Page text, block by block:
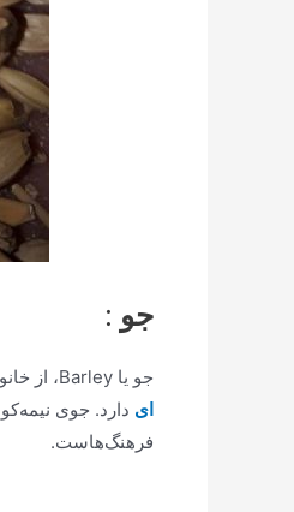
جو :
جو یا Barley، از خانوادهٔ گندمیان است و یکی از انواع غلات محسوب می‌شود که ارزش غذایی بالایی نسبت به
ای دارد. جوی
فرهنگ‌هاست.